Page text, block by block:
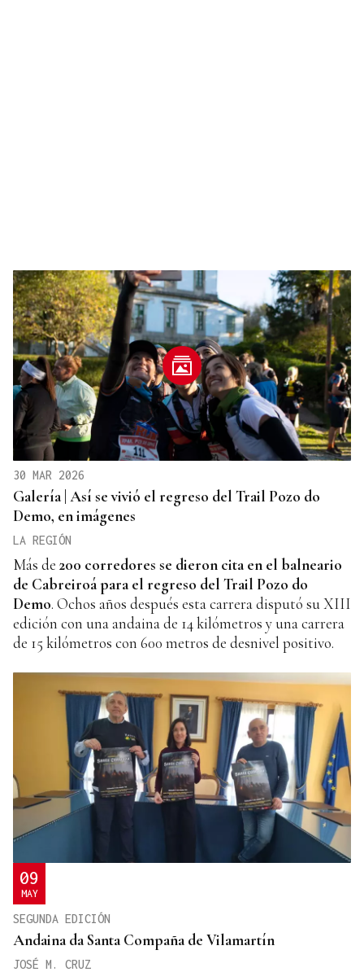
30 MAR 2026
Galería | Así se vivió el regreso del Trail Pozo do
Demo, en imágenes
LA REGIÓN
Más de 200 corredores se dieron cita en el balneario
de Cabreiroá para el regreso del Trail Pozo do
Demo. Ochos años después esta carrera disputó su XIII
edición con una andaina de 14 kilómetros y una carrera
de 15 kilómetros con 600 metros de desnivel positivo.
09
MAY
SEGUNDA EDICIÓN
Andaina da Santa Compaña de Vilamartín
JOSÉ M. CRUZ